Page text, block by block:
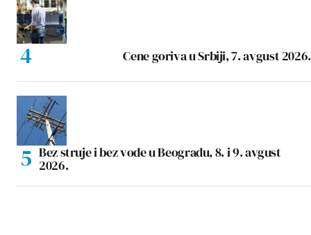
Cene goriva u Srbiji, 7. avgust 2026.
Bez struje i bez vode u Beogradu, 8. i 9. avgust
2026.